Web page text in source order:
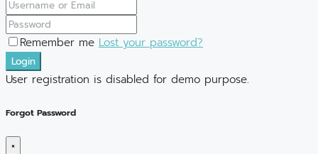
Remember me Lost your password?
Login
User registration is disabled for demo purpose.
Forgot Password
×